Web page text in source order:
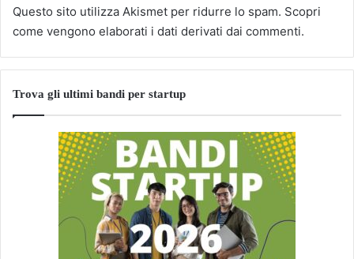
Questo sito utilizza Akismet per ridurre lo spam. Scopri
come vengono elaborati i dati derivati dai commenti.
Trova gli ultimi bandi per startup